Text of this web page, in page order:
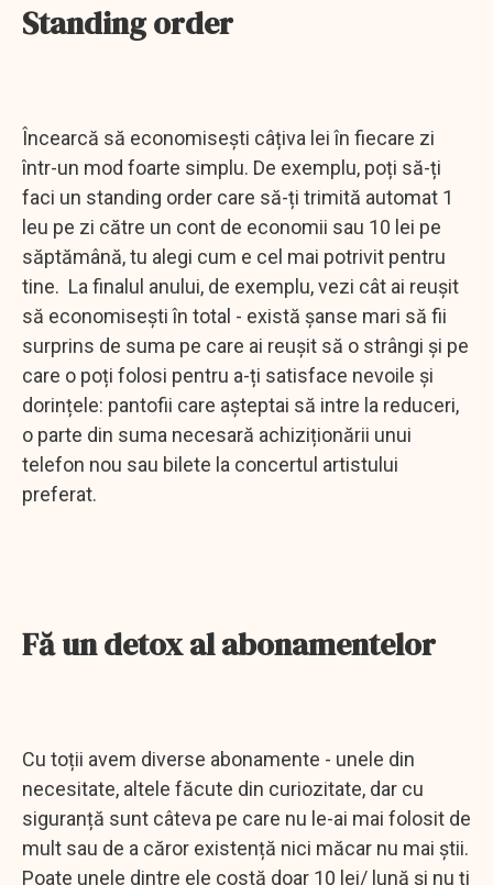
Standing order
Încearcă să economisești câțiva lei în fiecare zi
într-un mod foarte simplu. De exemplu, poți să-ți
faci un standing order care să-ți trimită automat 1
leu pe zi către un cont de economii sau 10 lei pe
săptămână, tu alegi cum e cel mai potrivit pentru
tine. La finalul anului, de exemplu, vezi cât ai reușit
să economisești în total - există șanse mari să fii
surprins de suma pe care ai reușit să o strângi și pe
care o poți folosi pentru a-ți satisface nevoile și
dorințele: pantofii care așteptai să intre la reduceri,
o parte din suma necesară achiziționării unui
telefon nou sau bilete la concertul artistului
preferat.
Fă un detox al abonamentelor
Cu toții avem diverse abonamente - unele din
necesitate, altele făcute din curiozitate, dar cu
siguranță sunt câteva pe care nu le-ai mai folosit de
mult sau de a căror existență nici măcar nu mai știi.
Poate unele dintre ele costă doar 10 lei/ lună și nu ți